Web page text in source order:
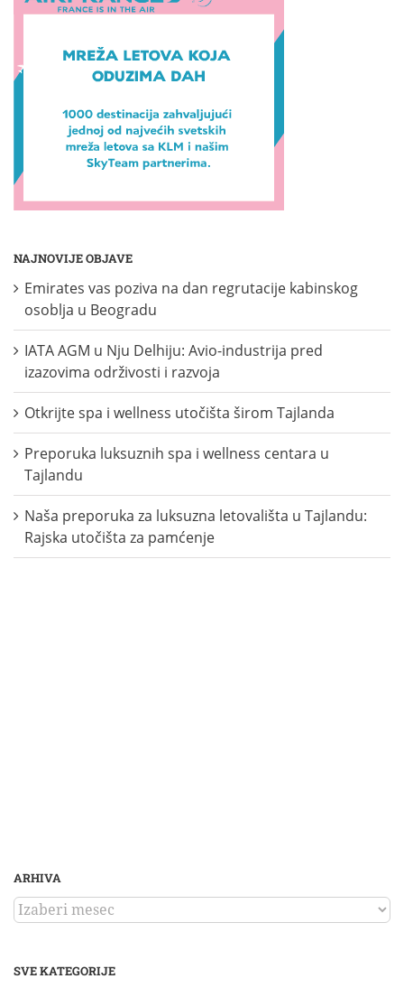
NAJNOVIJE OBJAVE
Emirates vas poziva na dan regrutacije kabinskog
osoblja u Beogradu
IATA AGM u Nju Delhiju: Avio-industrija pred
izazovima održivosti i razvoja
Otkrijte spa i wellness utočišta širom Tajlanda
Preporuka luksuznih spa i wellness centara u
Tajlandu
Naša preporuka za luksuzna letovališta u Tajlandu:
Rajska utočišta za pamćenje
ARHIVA
ARHIVA
SVE KATEGORIJE